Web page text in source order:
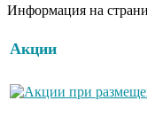
Информация на
Акции